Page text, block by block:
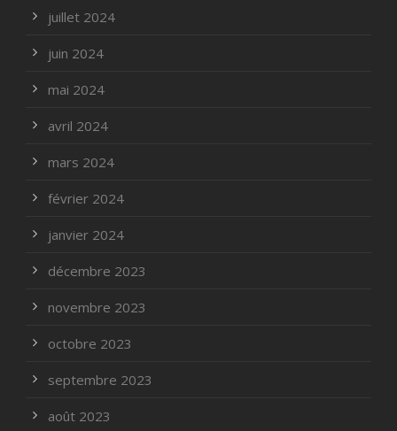
juillet 2024
juin 2024
mai 2024
avril 2024
mars 2024
février 2024
janvier 2024
décembre 2023
novembre 2023
octobre 2023
septembre 2023
août 2023